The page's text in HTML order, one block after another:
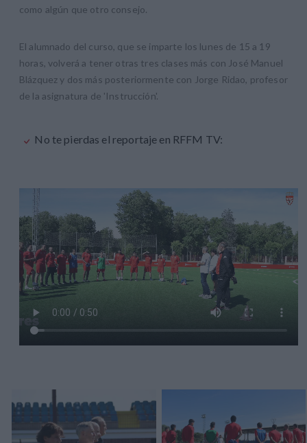
como algún que otro consejo.
El alumnado del curso, que se imparte los lunes de 15 a 19
horas, volverá a tener otras tres clases más con José Manuel
Blázquez y dos más posteriormente con Jorge Ridao, profesor
de la asignatura de 'Instrucción'.
No te pierdas el reportaje en RFFM TV: